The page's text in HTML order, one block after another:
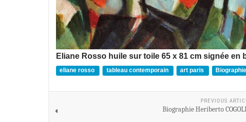
Eliane Rosso huile sur toile 65 x 81 cm signée en
eliane rosso tableau contemporain art paris
PREVIOUS
Biographie Heriberto